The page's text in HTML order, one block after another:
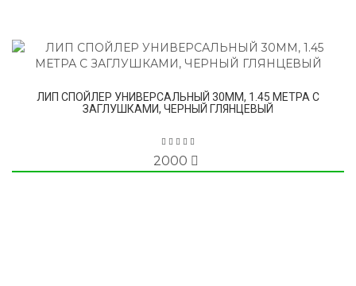
ЛИП СПОЙЛЕР УНИВЕРСАЛЬНЫЙ 30ММ, 1.45 МЕТРА С
ЗАГЛУШКАМИ, ЧЕРНЫЙ ГЛЯНЦЕВЫЙ
2000